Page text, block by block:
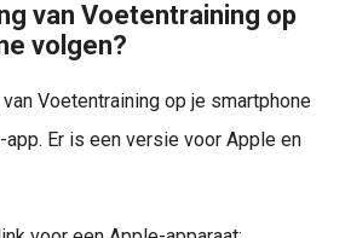
van Voetentraining op
volgen?
Voetentraining op je smartphone
Er is een versie voor Apple en